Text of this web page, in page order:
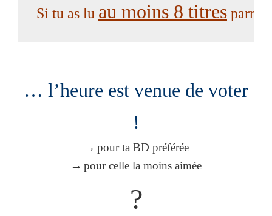
Si tu as lu au moins 8 titres parmi
… l’heure est venue de voter
!
→ pour ta BD préférée
→ pour celle la moins aimée
?